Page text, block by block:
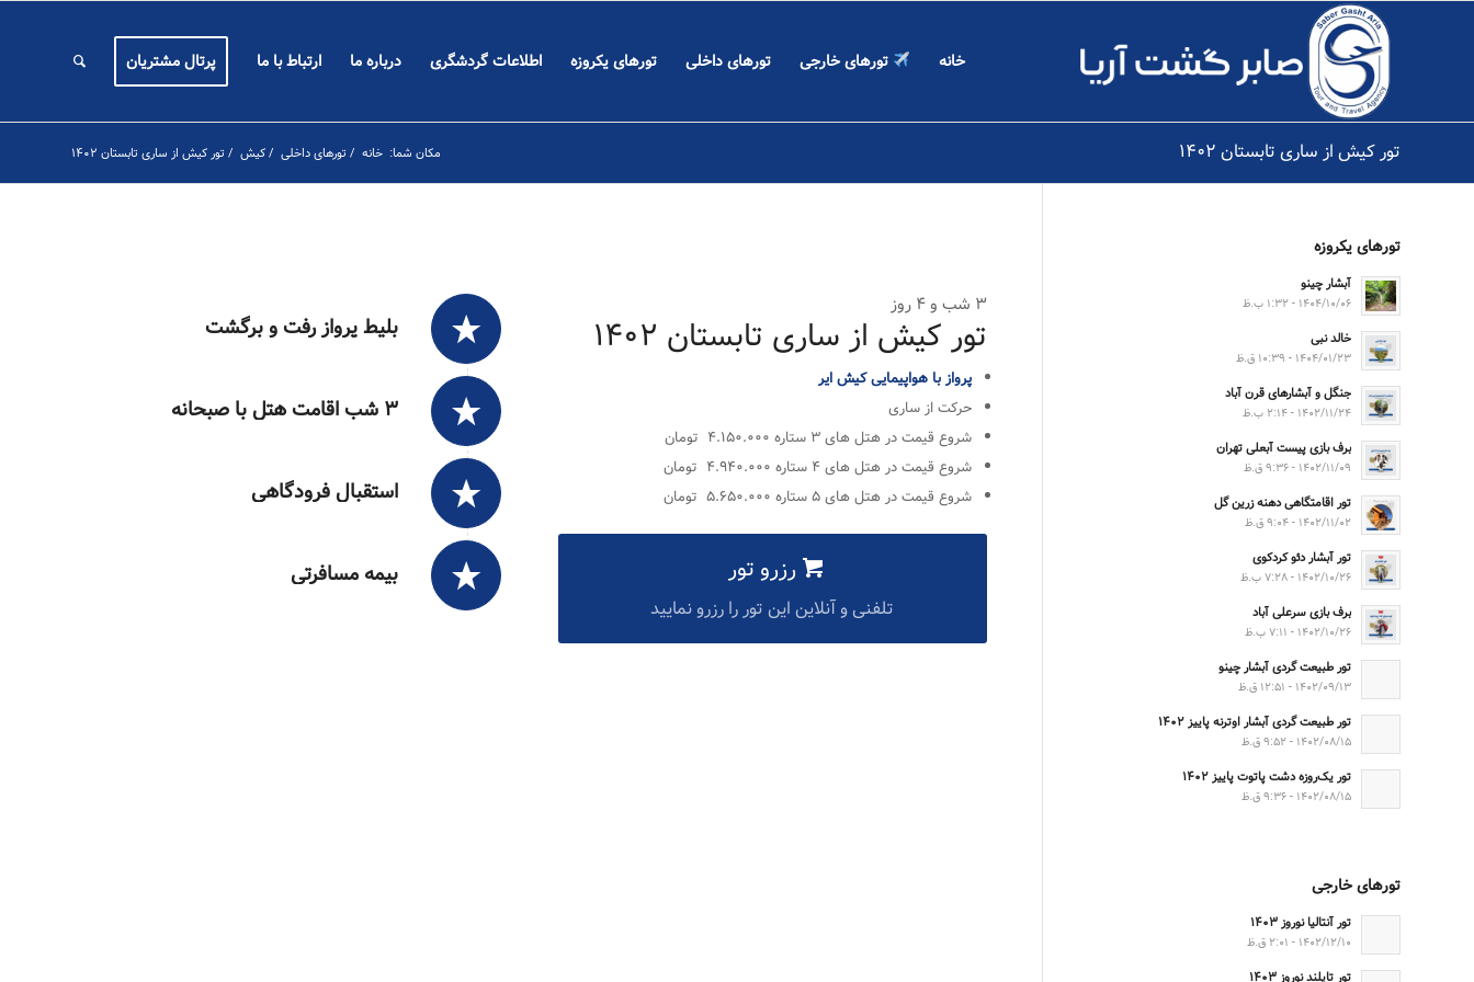
خانه تورهای خارجی تورهای داخلی تورهای یکروزه اطلاعات گردشگری درباره ما ارتباط با ما پرتال مشتریان
تور کیش از ساری تابستان ۱۴۰۲ مکان شما: خانه / تورهای داخلی /کیش / تور کیش از ساری تابستان ۱۴۰۲
۳ شب و ۴ روز
تور کیش از ساری تابستان ۱۴۰۲
پرواز با هواپیمایی کیش ایر
حرکت از ساری
شروع قیمت در هتل های ۳ ستاره ۴.۱۵۰.۰۰۰ تومان
شروع قیمت در هتل های ۴ ستاره ۴.۹۴۰.۰۰۰ تومان
شروع قیمت در هتل های ۵ ستاره ۵.۶۵۰.۰۰۰ تومان
رزرو تور
تلفنی و آنلاین این تور را رزرو نمایید
بلیط پرواز رفت و برگشت
۳ شب اقامت هتل با صبحانه
استقبال فرودگاهی
بیمه مسافرتی
تورهای یکروزه
آبشار چینو
۱۴۰۴/۱۰/۰۶ - ۱:۳۲ ب.ظ
خالد نبی
۱۴۰۴/۰۱/۲۳ - ۱۰:۳۹ ق.ظ
جنگل و آبشارهای قرن آباد
۱۴۰۲/۱۱/۲۴ - ۲:۱۴ ب.ظ
برف بازی پیست آبعلی تهران
۱۴۰۲/۱۱/۰۹ - ۹:۳۶ ق.ظ
تور اقامتگاهی دهنه زرین گل
۱۴۰۲/۱۱/۰۲ - ۹:۰۴ ق.ظ
تور آبشار دئو کردکوی
۱۴۰۲/۱۰/۲۶ - ۷:۲۸ ب.ظ
برف بازی سرعلی آباد
۱۴۰۲/۱۰/۲۶ - ۷:۱۱ ب.ظ
تور طبیعت گردی آبشار چینو
۱۴۰۲/۰۹/۱۳ - ۱۲:۵۱ ق.ظ
تور طبیعت گردی آبشار اوترنه پاییز ۱۴۰۲
۱۴۰۲/۰۸/۱۵ - ۹:۵۲ ق.ظ
تور یک‌روزه دشت پاتوت پاییز ۱۴۰۲
۱۴۰۲/۰۸/۱۵ - ۹:۳۶ ق.ظ
تورهای خارجی
تور آنتالیا نوروز ۱۴۰۳
۱۴۰۲/۱۲/۱۰ - ۲:۰۱ ق.ظ
تور تایلند نوروز ۱۴۰۳